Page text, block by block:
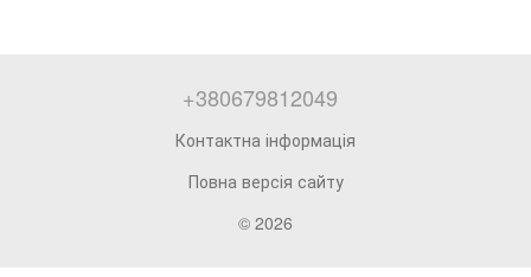
+380679812049
Контактна інформація
Повна версія сайту
© 2026